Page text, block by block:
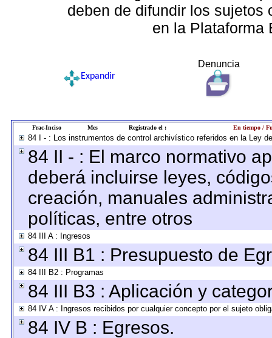
deben de difundir los sujetos
en la Plataforma
Denuncia
Expandir
Frac-Inciso Mes Registrado el : En tiempo /
84 I - : Los instrumentos de control archivístico referidos en la Ley
84 II - : El marco normativo
deberá incluirse leyes,
creación, manuales
políticas, entre otros
84 III A : Ingresos
84 III B1 : Presupuesto de
84 III B2 : Programas
84 III B3 : Aplicación y
84 IV A : Ingresos recibidos por cualquier concepto por el sujeto
84 IV B : Egresos.